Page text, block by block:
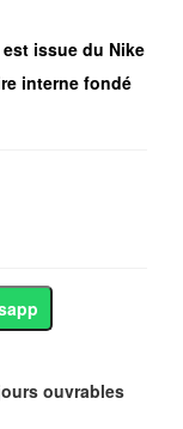
issue du Nike
interne fondé
ouvrables